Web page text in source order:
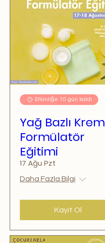
Etkinliğe 10 gün kaldı
Yağ Bazlı Krem
Formülatör
Eğitimi
17 Ağu Pzt
Daha Fazla Bilgi
Kayıt Ol